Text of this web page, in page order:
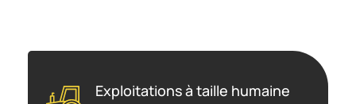
Exploitations à taille humaine